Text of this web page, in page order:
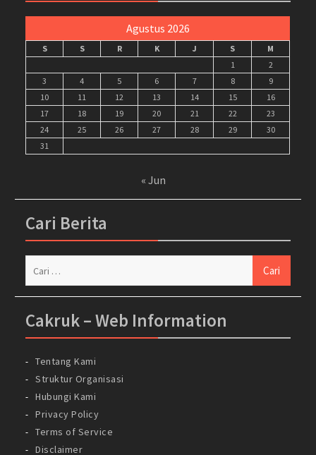
Agustus 2026
S S R K J S
M
1
2
3
4 5 6 7 8
9
10
11 12 13 14 15
16
17
18 19 20 21 22
23
24
25 26 27 28 29
30
31
« Jun
Cari Berita
Cakruk – Web Information
Tentang Kami
Struktur Organisasi
Hubungi Kami
Privacy Policy
Terms of Service
Disclaimer